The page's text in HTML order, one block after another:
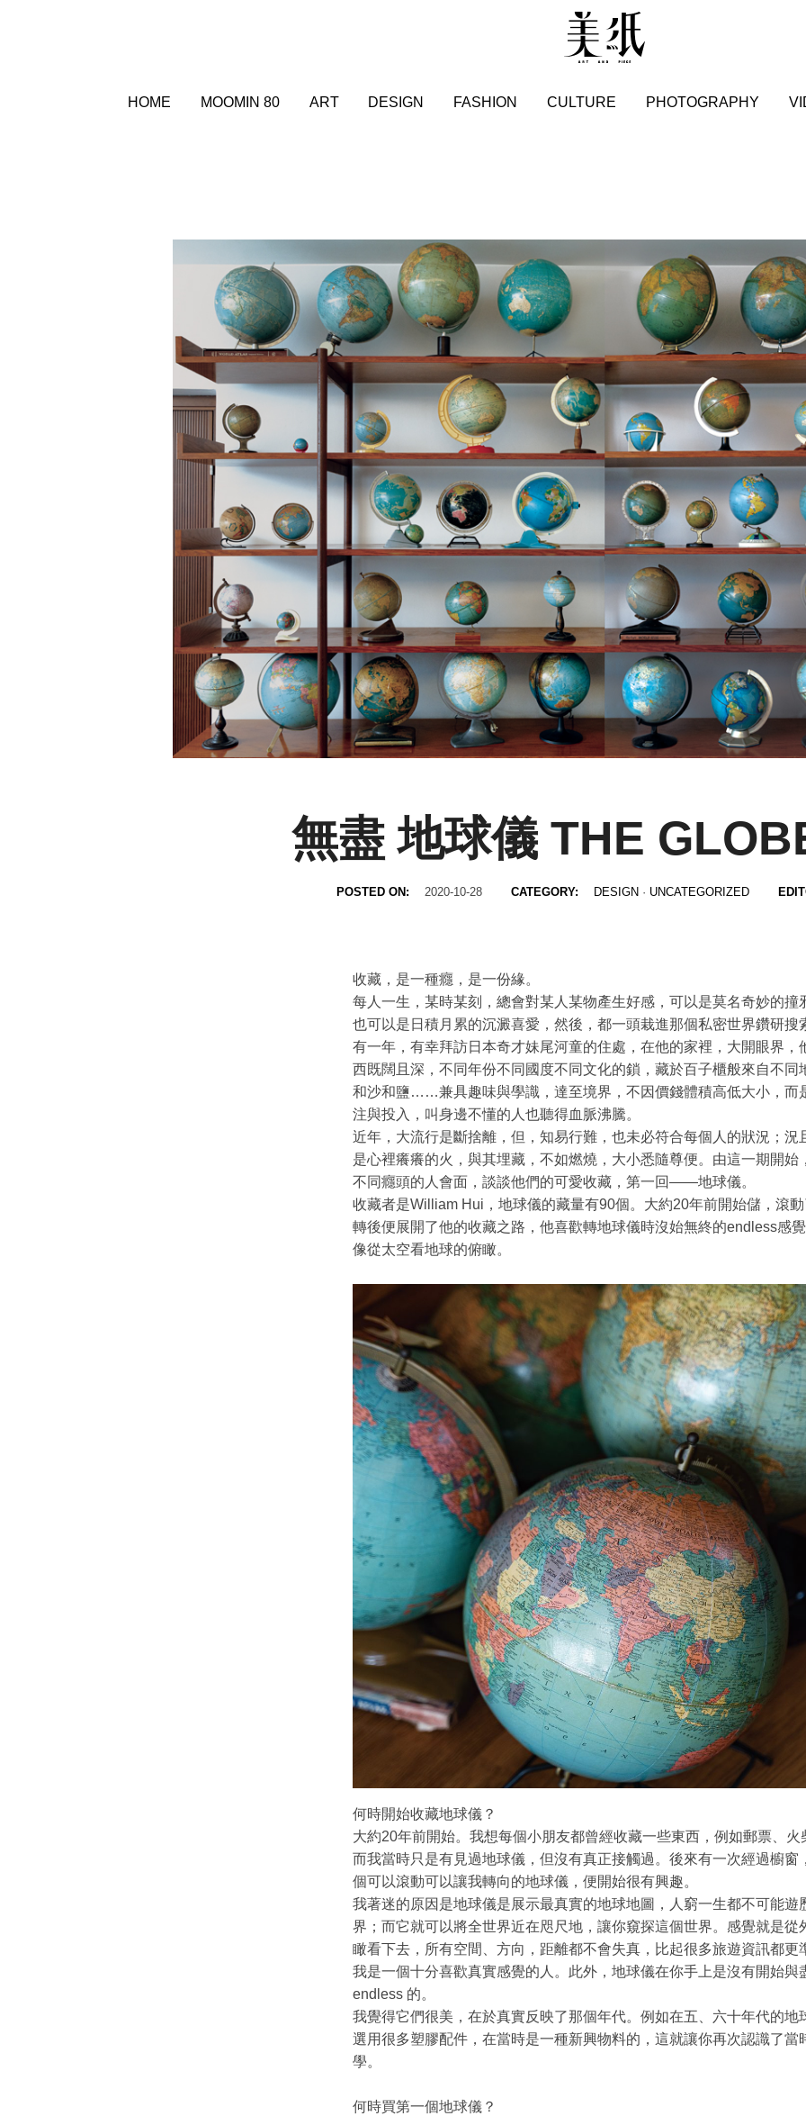
HOME MOOMIN 80 ART DESIGN FASHION CULTURE PHOTOGRAPHY
無盡 地球儀 THE
POSTED ON: 2020-10-28 CATEGORY: DESIGN · UNCATEGORIZED
收藏，是一種癮，是一份緣。
每人一生，某時某刻，總會對某人某物產生好感，可以是莫名奇妙的撞
也可以是日積月累的沉澱喜愛，然後，都一頭栽進那個私密世界鑽研搜
有一年，有幸拜訪日本奇才妹尾河童的住處，在他的家裡，大開眼界，
西既闊且深，不同年份不同國度不同文化的鎖，藏於百子櫃般來自不同
和沙和鹽……兼具趣味與學識，達至境界，不因價錢體積高低大小，而
注與投入，叫身邊不懂的人也聽得血脈沸騰。
近年，大流行是斷捨離，但，知易行難，也未必符合每個人的狀況；況
是心裡癢癢的火，與其埋藏，不如燃燒，大小悉隨尊便。由這一期開始
不同癮頭的人會面，談談他們的可愛收藏，第一回——地球儀。
收藏者是William Hui，地球儀的藏量有90個。大約20年前開始儲，滾
轉後便展開了他的收藏之路，他喜歡轉地球儀時沒始無終的endless感
像從太空看地球的俯瞰。
何時開始收藏地球儀？
大約20年前開始。我想每個小朋友都曾經收藏一些東西，例如郵票、火
而我當時只是有見過地球儀，但沒有真正接觸過。後來有一次經過櫥窗
個可以滾動可以讓我轉向的地球儀，便開始很有興趣。
我著迷的原因是地球儀是展示最真實的地球地圖，人窮一生都不可能遊
界；而它就可以將全世界近在咫尺地，讓你窺探這個世界。感覺就是從
瞰看下去，所有空間、方向，距離都不會失真，比起很多旅遊資訊都更
我是一個十分喜歡真實感覺的人。此外，地球儀在你手上是沒有開始與
endless 的。
我覺得它們很美，在於真實反映了那個年代。例如在五、六十年代的地
選用很多塑膠配件，在當時是一種新興物料的，這就讓你再次認識了當
學。
何時買第一個地球儀？